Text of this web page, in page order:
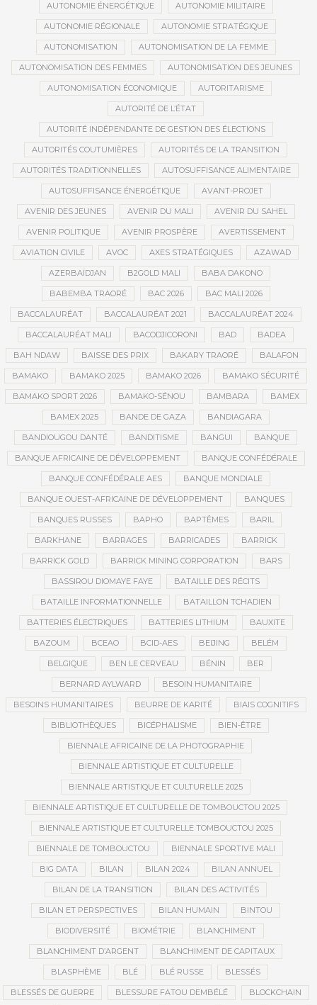
AUTONOMIE ÉNERGÉTIQUE AUTONOMIE MILITAIRE
AUTONOMIE RÉGIONALE AUTONOMIE STRATÉGIQUE
AUTONOMISATION AUTONOMISATION DE LA FEMME
AUTONOMISATION DES FEMMES AUTONOMISATION DES JEUNES
AUTONOMISATION ÉCONOMIQUE AUTORITARISME
AUTORITÉ DE L’ÉTAT
AUTORITÉ INDÉPENDANTE DE GESTION DES ÉLECTIONS
AUTORITÉS COUTUMIÈRES AUTORITÉS DE LA TRANSITION
AUTORITÉS TRADITIONNELLES AUTOSUFFISANCE ALIMENTAIRE
AUTOSUFFISANCE ÉNERGÉTIQUE AVANT-PROJET
AVENIR DES JEUNES AVENIR DU MALI AVENIR DU SAHEL
AVENIR POLITIQUE AVENIR PROSPÈRE AVERTISSEMENT
AVIATION CIVILE AVOC AXES STRATÉGIQUES AZAWAD
AZERBAÏDJAN B2GOLD MALI BABA DAKONO
BABEMBA TRAORÉ BAC 2026 BAC MALI 2026
BACCALAURÉAT BACCALAURÉAT 2021 BACCALAURÉAT 2024
BACCALAURÉAT MALI BACODJICORONI BAD BADEA
BAH NDAW BAISSE DES PRIX BAKARY TRAORÉ BALAFON
BAMAKO BAMAKO 2025 BAMAKO 2026 BAMAKO SÉCURITÉ
BAMAKO SPORT 2026 BAMAKO-SÉNOU BAMBARA BAMEX
BAMEX 2025 BANDE DE GAZA BANDIAGARA
BANDIOUGOU DANTÉ BANDITISME BANGUI BANQUE
BANQUE AFRICAINE DE DÉVELOPPEMENT BANQUE CONFÉDÉRALE
BANQUE CONFÉDÉRALE AES BANQUE MONDIALE
BANQUE OUEST-AFRICAINE DE DÉVELOPPEMENT BANQUES
BANQUES RUSSES BAPHO BAPTÊMES BARIL
BARKHANE BARRAGES BARRICADES BARRICK
BARRICK GOLD BARRICK MINING CORPORATION BARS
BASSIROU DIOMAYE FAYE BATAILLE DES RÉCITS
BATAILLE INFORMATIONNELLE BATAILLON TCHADIEN
BATTERIES ÉLECTRIQUES BATTERIES LITHIUM BAUXITE
BAZOUM BCEAO BCID-AES BEIJING BELÉM
BELGIQUE BEN LE CERVEAU BÉNIN BER
BERNARD AYLWARD BESOIN HUMANITAIRE
BESOINS HUMANITAIRES BEURRE DE KARITÉ BIAIS COGNITIFS
BIBLIOTHÈQUES BICÉPHALISME BIEN-ÊTRE
BIENNALE AFRICAINE DE LA PHOTOGRAPHIE
BIENNALE ARTISTIQUE ET CULTURELLE
BIENNALE ARTISTIQUE ET CULTURELLE 2025
BIENNALE ARTISTIQUE ET CULTURELLE DE TOMBOUCTOU 2025
BIENNALE ARTISTIQUE ET CULTURELLE TOMBOUCTOU 2025
BIENNALE DE TOMBOUCTOU BIENNALE SPORTIVE MALI
BIG DATA BILAN BILAN 2024 BILAN ANNUEL
BILAN DE LA TRANSITION BILAN DES ACTIVITÉS
BILAN ET PERSPECTIVES BILAN HUMAIN BINTOU
BIODIVERSITÉ BIOMÉTRIE BLANCHIMENT
BLANCHIMENT D’ARGENT BLANCHIMENT DE CAPITAUX
BLASPHÈME BLÉ BLÉ RUSSE BLESSÉS
BLESSÉS DE GUERRE BLESSURE FATOU DEMBÉLÉ BLOCKCHAIN